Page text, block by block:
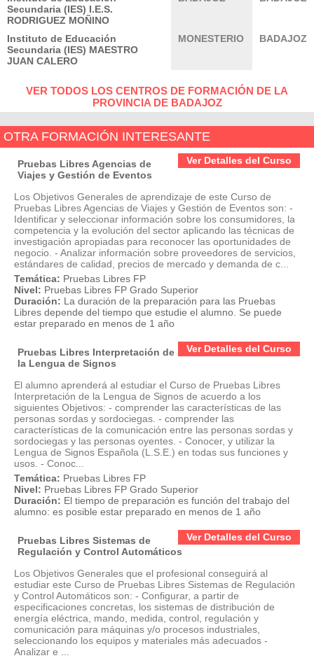
Secundaria (IES) I.E.S.
RODRIGUEZ MOÑINO
Instituto de Educación
Secundaria (IES) MAESTRO
JUAN CALERO
MONESTERIO BADAJOZ
VER TODOS LOS CENTROS DE FORMACIÓN DE LA
PROVINCIA DE BADAJOZ
OTRA FORMACIÓN INTERESANTE
Ver Detalles del Curso
Pruebas Libres Agencias de
Viajes y Gestión de Eventos
Los Objetivos Generales de aprendizaje de este Curso de
Pruebas Libres Agencias de Viajes y Gestión de Eventos son: -
Identificar y seleccionar información sobre los consumidores, la
competencia y la evolución del sector aplicando las técnicas de
investigación apropiadas para reconocer las oportunidades de
negocio. - Analizar información sobre proveedores de servicios,
estándares de calidad, precios de mercado y demanda de c...
Temática: Pruebas Libres FP
Nivel: Pruebas Libres FP Grado Superior
Duración: La duración de la preparación para las Pruebas
Libres depende del tiempo que estudie el alumno. Se puede
estar preparado en menos de 1 año
Ver Detalles del Curso
Pruebas Libres Interpretación de
la Lengua de Signos
El alumno aprenderá al estudiar el Curso de Pruebas Libres
Interpretación de la Lengua de Signos de acuerdo a los
siguientes Objetivos: - comprender las características de las
personas sordas y sordociegas. - comprender las
características de la comunicación entre las personas sordas y
sordociegas y las personas oyentes. - Conocer, y utilizar la
Lengua de Signos Española (L.S.E.) en todas sus funciones y
usos. - Conoc...
Temática: Pruebas Libres FP
Nivel: Pruebas Libres FP Grado Superior
Duración: El tiempo de preparación es función del trabajo del
alumno: es posible estar preparado en menos de 1 año
Ver Detalles del Curso
Pruebas Libres Sistemas de
Regulación y Control Automáticos
Los Objetivos Generales que el profesional conseguirá al
estudiar este Curso de Pruebas Libres Sistemas de Regulación
y Control Automáticos son: - Configurar, a partir de
especificaciones concretas, los sistemas de distribución de
energía eléctrica, mando, medida, control, regulación y
comunicación para máquinas y/o procesos industriales,
seleccionando los equipos y materiales más adecuados -
Analizar e ...